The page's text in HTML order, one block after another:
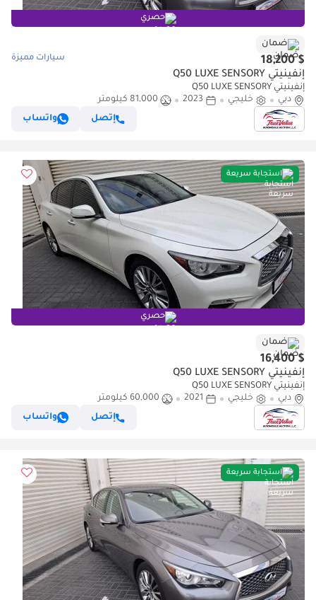
حصري
ضمان
$ 18,200 سيارات مميزة
إنفينيتي Q50 LUXE SENSORY
إنفينيتي Q50 LUXE SENSORY
دبي
خليجي 2023
81,000 كيلومتر
إتصل
واتساب
استجابة سريعة
حصري
ضمان
$ 16,400
إنفينيتي Q50 LUXE SENSORY
إنفينيتي Q50 LUXE SENSORY
دبي
خليجي 2021
60,000 كيلومتر
إتصل
واتساب
استجابة سريعة